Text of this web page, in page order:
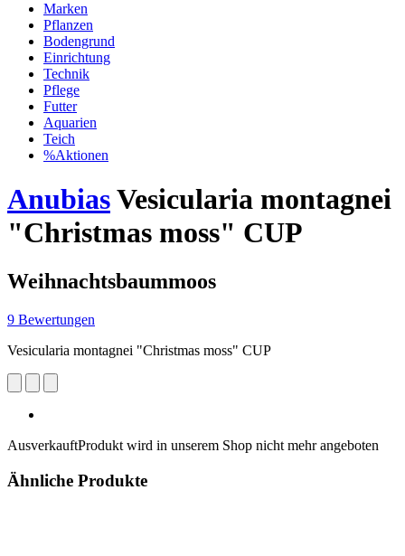
Marken
Pflanzen
Bodengrund
Einrichtung
Technik
Pflege
Futter
Aquarien
Teich
%Aktionen
AnubiasVesicularia montagnei
"Christmas moss" CUP
Weihnachtsbaummoos
9 Bewertungen
Vesicularia montagnei "Christmas moss" CUP
AusverkauftProdukt wird in unserem Shop nicht mehr angeboten
Ähnliche Produkte